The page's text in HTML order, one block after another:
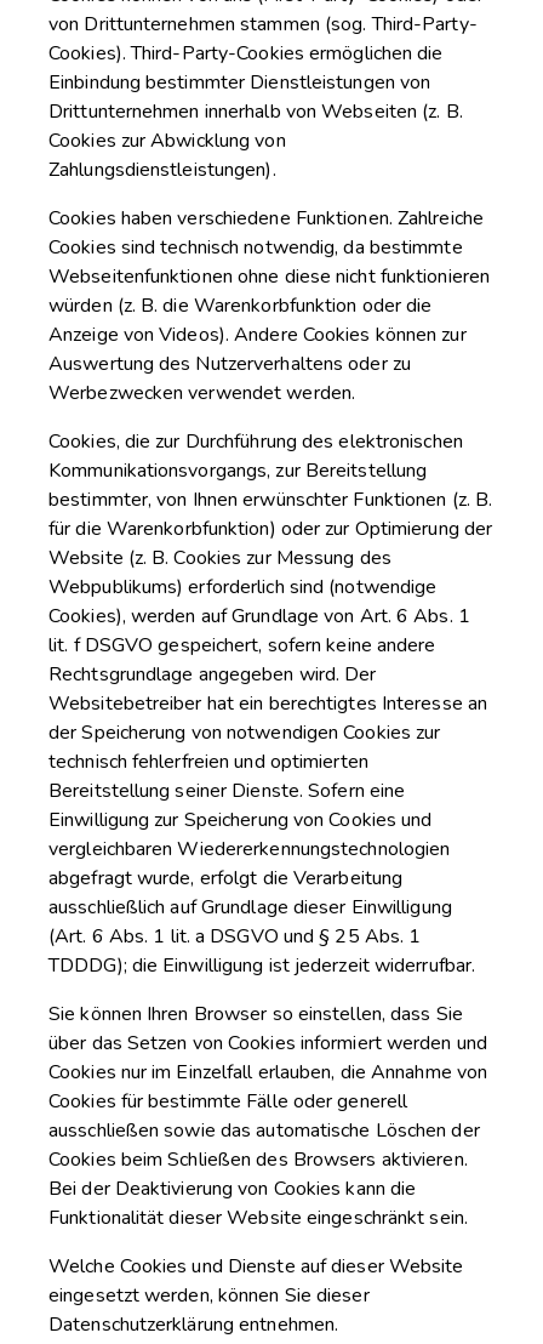
von Drittunternehmen stammen (sog. Third-Party-
Cookies). Third-Party-Cookies ermöglichen die
Einbindung bestimmter Dienstleistungen von
Drittunternehmen innerhalb von Webseiten (z. B.
Cookies zur Abwicklung von
Zahlungsdienstleistungen).
Cookies haben verschiedene Funktionen. Zahlreiche
Cookies sind technisch notwendig, da bestimmte
Webseitenfunktionen ohne diese nicht funktionieren
würden (z. B. die Warenkorbfunktion oder die
Anzeige von Videos). Andere Cookies können zur
Auswertung des Nutzerverhaltens oder zu
Werbezwecken verwendet werden.
Cookies, die zur Durchführung des elektronischen
Kommunikationsvorgangs, zur Bereitstellung
bestimmter, von Ihnen erwünschter Funktionen (z. B.
für die Warenkorbfunktion) oder zur Optimierung der
Website (z. B. Cookies zur Messung des
Webpublikums) erforderlich sind (notwendige
Cookies), werden auf Grundlage von Art. 6 Abs. 1
lit. f DSGVO gespeichert, sofern keine andere
Rechtsgrundlage angegeben wird. Der
Websitebetreiber hat ein berechtigtes Interesse an
der Speicherung von notwendigen Cookies zur
technisch fehlerfreien und optimierten
Bereitstellung seiner Dienste. Sofern eine
Einwilligung zur Speicherung von Cookies und
vergleichbaren Wiedererkennungstechnologien
abgefragt wurde, erfolgt die Verarbeitung
ausschließlich auf Grundlage dieser Einwilligung
(Art. 6 Abs. 1 lit. a DSGVO und § 25 Abs. 1
TDDDG); die Einwilligung ist jederzeit widerrufbar.
Sie können Ihren Browser so einstellen, dass Sie
über das Setzen von Cookies informiert werden und
Cookies nur im Einzelfall erlauben, die Annahme von
Cookies für bestimmte Fälle oder generell
ausschließen sowie das automatische Löschen der
Cookies beim Schließen des Browsers aktivieren.
Bei der Deaktivierung von Cookies kann die
Funktionalität dieser Website eingeschränkt sein.
Welche Cookies und Dienste auf dieser Website
eingesetzt werden, können Sie dieser
Datenschutzerklärung entnehmen.